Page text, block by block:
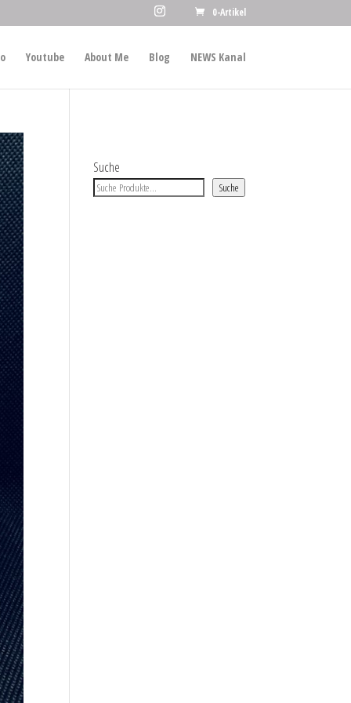
0-Artikel
Youtube About Me Blog NEWS Kanal
Suche
Suche